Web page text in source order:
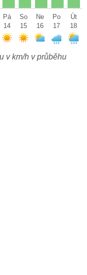
Pá
14
So
15
Ne
16
Po
17
Út
18
v km/h v průběhu